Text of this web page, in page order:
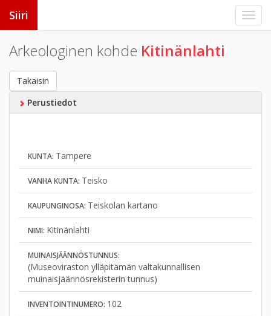
Siiri
Arkeologinen kohde Kitinänlahti
Takaisin
Perustiedot
KUNTA: Tampere
VANHA KUNTA: Teisko
KAUPUNGINOSA: Teiskolan kartano
NIMI: Kitinänlahti
MUINAISJÄÄNNÖSTUNNUS:
(Museoviraston ylläpitämän valtakunnallisen
muinaisjäännösrekisterin tunnus)
INVENTOINTINUMERO: 102